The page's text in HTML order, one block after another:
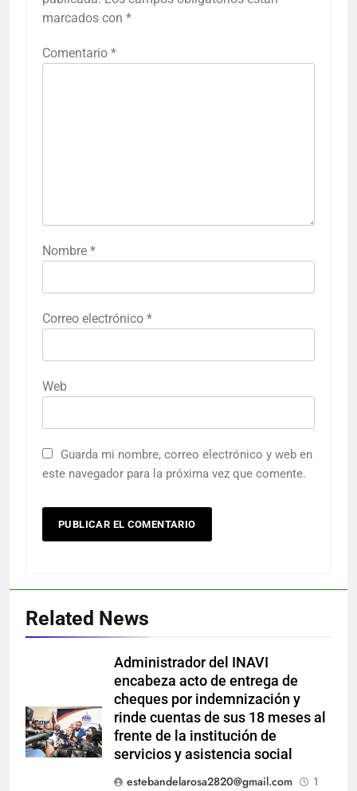
marcados con *
Comentario *
Nombre *
Correo electrónico *
Web
Guarda mi nombre, correo electrónico y web en
este navegador para la próxima vez que comente.
Related News
Administrador del INAVI
encabeza acto de entrega de
cheques por indemnización y
rinde cuentas de sus 18 meses al
frente de la institución de
servicios y asistencia social
estebandelarosa2820@gmail.com
1